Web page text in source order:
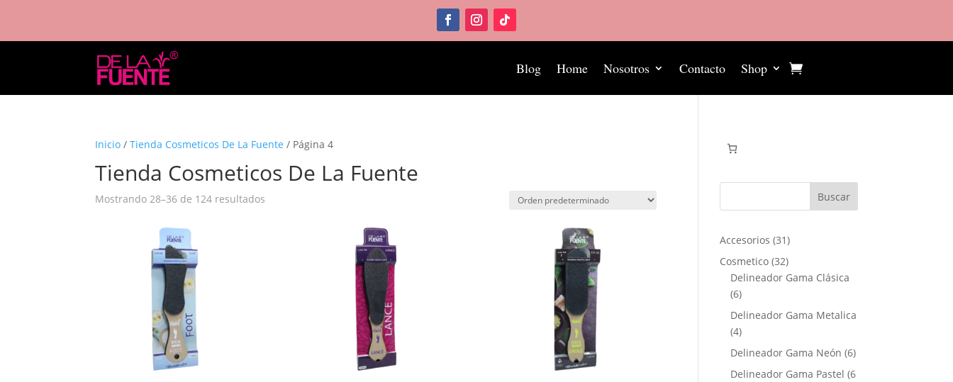
Blog Home Nosotros Contacto Shop
Inicio /Tienda Cosmeticos De La Fuente / Página 4
Tienda Cosmeticos De La Fuente
Mostrando 28–36 de 124 resultados Buscar
Accesorios 3131
productos
Cosmetico 3232
productos
Delineador Gama Clásica
66
productos
Delineador Gama Metalica
44
productos
Delineador Gama Neón 66
productos
Delineador Gama Pastel 6